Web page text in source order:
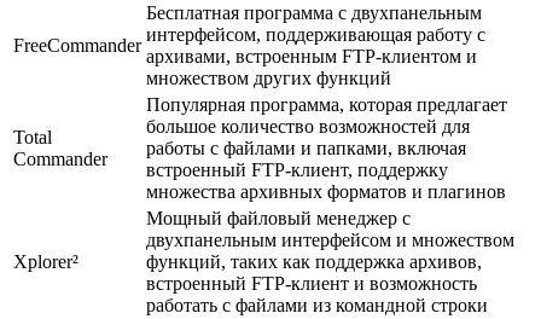
FreeCommander
Бесплатная программа с двухпанельным
интерфейсом, поддерживающая работу с
архивами, встроенным FTP-клиентом и
множеством других функций
Total
Commander
Популярная программа, которая предлагает
большое количество возможностей для
работы с файлами и папками, включая
встроенный FTP-клиент, поддержку
множества архивных форматов и плагинов
Xplorer²
Мощный файловый менеджер с
двухпанельным интерфейсом и множеством
функций, таких как поддержка архивов,
встроенный FTP-клиент и возможность
работать с файлами из командной строки